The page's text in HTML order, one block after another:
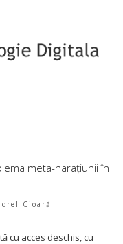
meta-narațiunii în
Cioară
cu acces deschis, cu